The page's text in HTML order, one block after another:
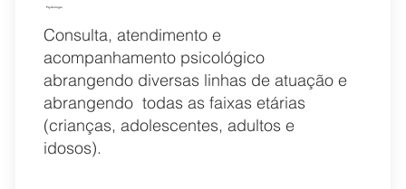
Psychologie
Consulta, atendimento e
acompanhamento psicológico
abrangendo diversas linhas de atuação e
abrangendo todas as faixas etárias
(crianças, adolescentes, adultos e
idosos).